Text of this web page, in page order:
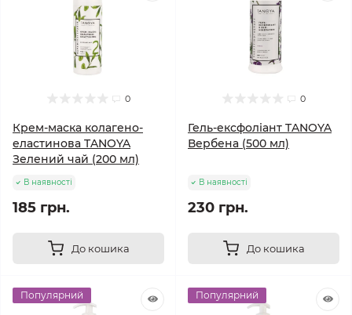
0
Крем-маска колагено-
еластинова TANOYA
Зелений чай (200 мл)
В наявності
185 грн.
До кошика
0
Гель-ексфоліант TANOYA
Вербена (500 мл)
В наявності
230 грн.
До кошика
Популярний Популярний